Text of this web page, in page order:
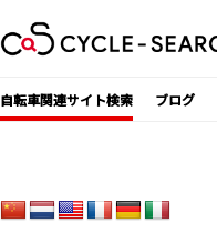
自転車関連サイト検索 ブログ